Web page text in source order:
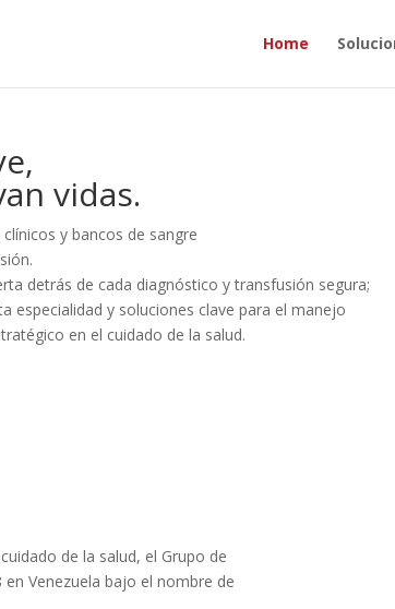
Home
vidas.
y bancos de sangre
detrás de cada diagnóstico y transfusión segura;
especialidad y soluciones clave para el manejo
en el cuidado de la salud.
de la salud, el Grupo de
Venezuela bajo el nombre de